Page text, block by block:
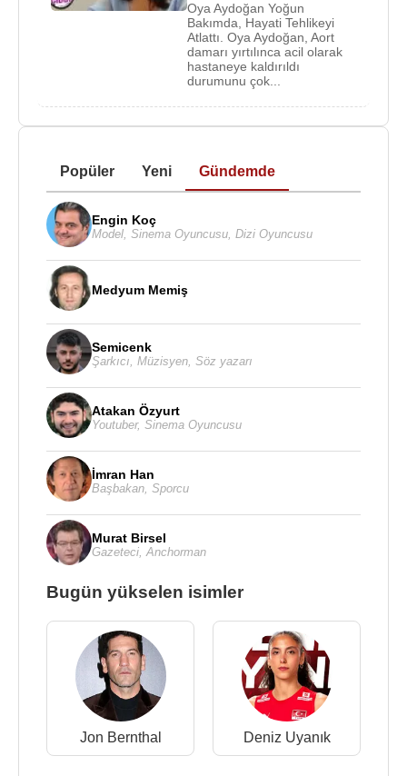
Oya Aydoğan Yoğun
Bakımda, Hayati Tehlikeyi
Atlattı. Oya Aydoğan, Aort
damarı yırtılınca acil olarak
hastaneye kaldırıldı
durumunu çok...
Popüler Yeni Gündemde
Engin Koç
Model Sinema Oyuncusu Dizi Oyuncusu
Medyum Memiş
Semicenk
Şarkıcı Müzisyen Söz yazarı
Atakan Özyurt
Youtuber, Sinema Oyuncusu
İmran Han
Başbakan Sporcu
Murat Birsel
Gazeteci Anchorman
Bugün yükselen isimler
Jon Bernthal Deniz Uyanık